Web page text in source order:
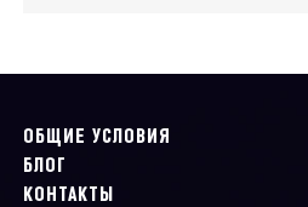
ОБЩИЕ УСЛОВИЯ
БЛОГ
КОНТАКТЫ